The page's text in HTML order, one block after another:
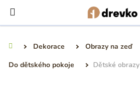
obsah
Dekorace
Obrazy na zeď
Do dětského pokoje
Dětské obrazy